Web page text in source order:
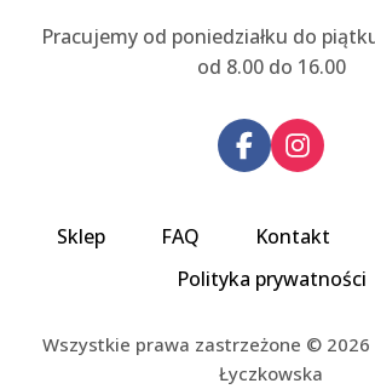
Pracujemy od poniedziałku do
od 8.00 do 16.00
Sklep FAQ Kontakt
Polityka prywatności
Wszystkie prawa zastrzeżone © 2026
Łyczkowska